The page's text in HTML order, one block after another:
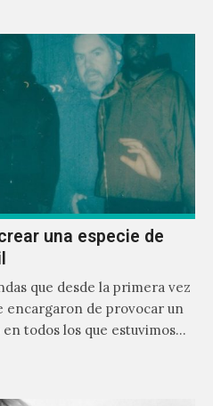
una especie de
que desde la primera vez
encargaron de provocar un
todos los que estuvimos